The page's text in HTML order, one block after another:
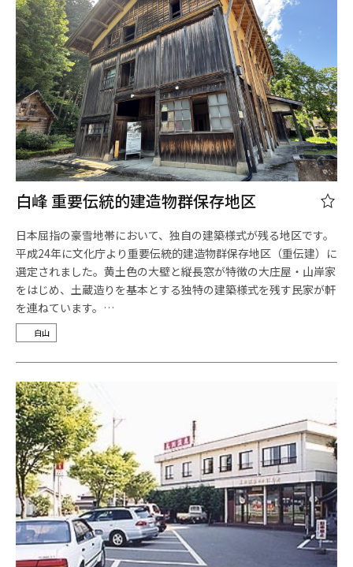
白峰 重要伝統的建造物群保存地区
日本屈指の豪雪地帯において、独自の建築様式が残る地区です。
平成24年に文化庁より重要伝統的建造物群保存地区（重伝建）に
選定されました。黄土色の大壁と縦長窓が特徴の大庄屋・山岸家
をはじめ、土蔵造りを基本とする独特の建築様式を残す民家が軒
を連ねています。…
白山